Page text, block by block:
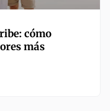
cómo
más